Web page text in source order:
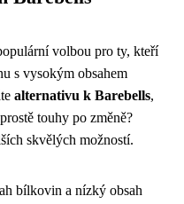
volbou pro ty, kteří
s vysokým obsahem
alternativu k Barebells,
touhy po změně?
skvělých možností.
bílkovin a nízký obsah